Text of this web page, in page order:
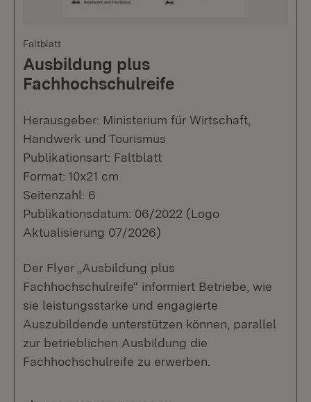
Faltblatt
Ausbildung plus
Fachhochschulreife
Herausgeber: Ministerium für Wirtschaft,
Handwerk und Tourismus
Publikationsart: Faltblatt
Format: 10x21 cm
Seitenzahl: 6
Publikationsdatum: 06/2022 (Logo
Aktualisierung 07/2026)
Der Flyer „Ausbildung plus
Fachhochschulreife“ informiert Betriebe, wie
sie leistungsstarke und engagierte
Auszubildende unterstützen können, parallel
zur betrieblichen Ausbildung die
Fachhochschulreife zu erwerben.